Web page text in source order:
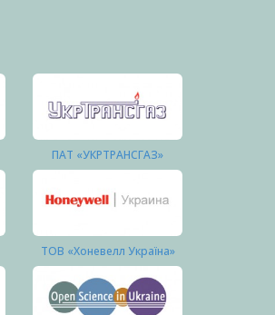
ПАТ «УКРТРАНСГАЗ»
ТОВ «Хоневелл Україна»